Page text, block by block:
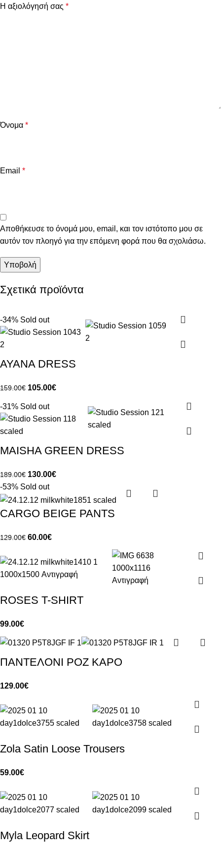
Η αξιολόγησή σας *
Όνομα *
Email *
Αποθήκευσε το όνομά μου, email, και τον ιστότοπο μου σε
αυτόν τον πλοηγό για την επόμενη φορά που θα σχολιάσω.
Σχετικά προϊόντα
-34% Sold out
AYANA DRESS
159.00€ 105.00€
-31% Sold out
MAISHA GREEN DRESS
189.00€ 130.00€
-53% Sold out
CARGO BEIGE PANTS
129.00€ 60.00€
ROSES T-SHIRT
99.00€
ΠΑΝΤΕΛΟΝΙ ΡΟΖ ΚΑΡΟ
129.00€
Zola Satin Loose Trousers
59.00€
Myla Leopard Skirt